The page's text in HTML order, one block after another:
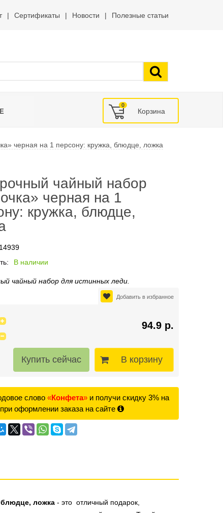
Сертификаты Новости Полезные статьи
0
черная на 1 персону: кружка, блюдце, ложка
чайный набор
черная на 1
кружка, блюдце,
14939
В наличии
чайный набор для истинных леди.
Добавить в избранное
94.9 р.
В корзину
слово «Конфета» и получи скидку 3% на
оформлении заказа на сайте
блюдце, ложка - это отличный подарок,